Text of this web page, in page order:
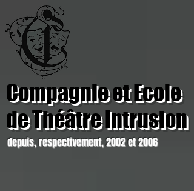
Compagnie et Ecole
de Théâtre Intrusion
depuis, respectivement, 2002 et 2006